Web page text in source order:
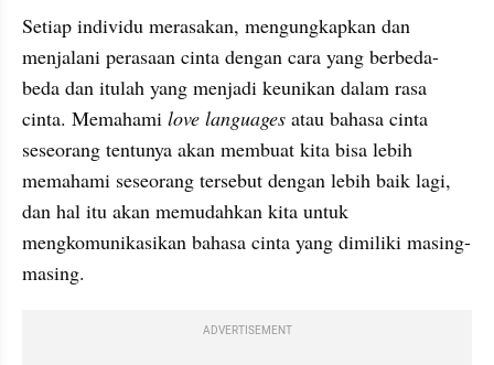
Setiap individu merasakan, mengungkapkan dan
menjalani perasaan cinta dengan cara yang berbeda-
beda dan itulah yang menjadi keunikan dalam rasa
cinta. Memahami love languages atau bahasa cinta
seseorang tentunya akan membuat kita bisa lebih
memahami seseorang tersebut dengan lebih baik lagi,
dan hal itu akan memudahkan kita untuk
mengkomunikasikan bahasa cinta yang dimiliki masing-
masing.
ADVERTISEMENT